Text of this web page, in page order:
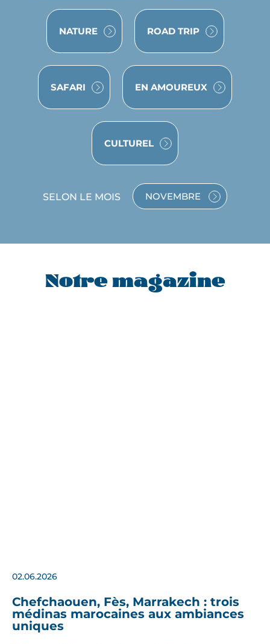
VOYAGE
NATURE VOYAGE
ROAD TRIP
VOYAGE
SAFARI VOYAGE
EN AMOUREUX
VOYAGE
CULTUREL
SELON LE MOIS
VOYAGE
NOVEMBRE
Notre magazine
02.06.2026
Chefchaouen, Fès, Marrakech : trois
médinas marocaines aux ambiances
uniques